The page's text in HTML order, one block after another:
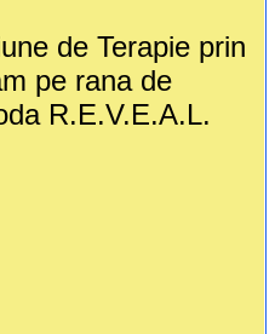
de Terapie prin
pe rana de
R.E.V.E.A.L.